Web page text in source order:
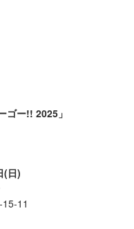
ゴー!! 2025」
(日)
11